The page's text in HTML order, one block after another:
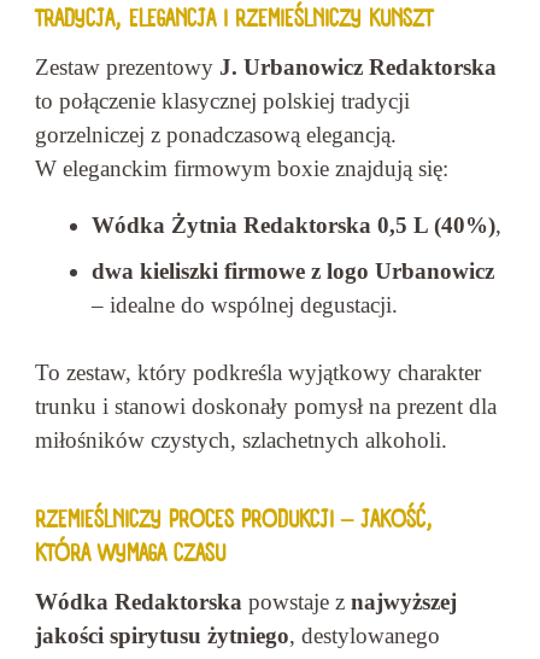
TRADYCJA, ELEGANCJA I RZEMIEŚLNICZY KUNSZT
Zestaw prezentowy J. Urbanowicz Redaktorska
to połączenie klasycznej polskiej tradycji
gorzelniczej z ponadczasową elegancją.
W eleganckim firmowym boxie znajdują się:
Wódka Żytnia Redaktorska 0,5 L (40%),
dwa kieliszki firmowe z logo Urbanowicz
– idealne do wspólnej degustacji.
To zestaw, który podkreśla wyjątkowy charakter
trunku i stanowi doskonały pomysł na prezent dla
miłośników czystych, szlachetnych alkoholi.
RZEMIEŚLNICZY PROCES PRODUKCJI – JAKOŚĆ,
KTÓRA WYMAGA CZASU
Wódka Redaktorskapowstaje z najwyższej
jakości spirytusu żytniego, destylowanego